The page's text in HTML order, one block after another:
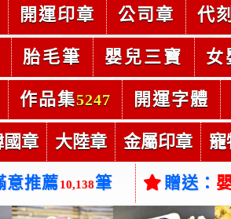
開運印章 公司章 代
胎毛筆 嬰兒三寶 女
作品集5247 開運字體
國章 大陸章 金屬印章 寵
意推薦10,138筆 贈送：